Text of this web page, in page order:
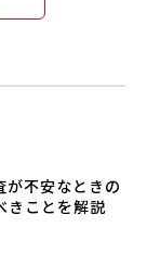
が不安なときの
きことを解説